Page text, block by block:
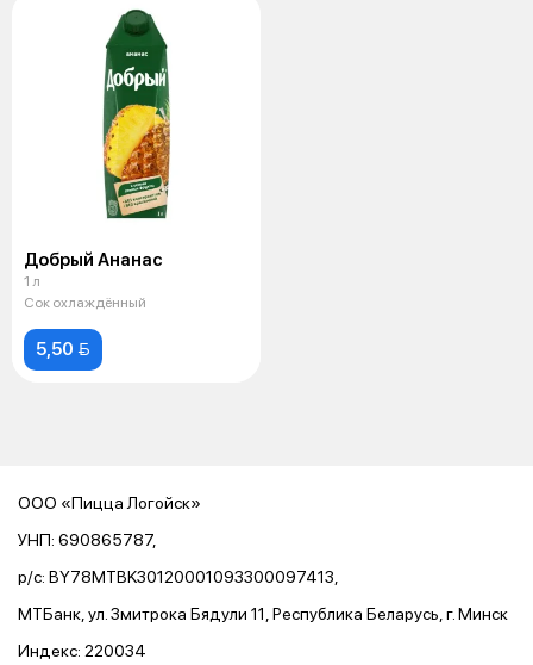
Добрый Ананас
1 л
Сок охлаждённый
5,50 
OOO «Пицца Логойск»
УНП: 690865787,
р/с: BY78MTBK30120001093300097413,
МТБанк, ул. Змитрока Бядули 11, Республика Беларусь, г. Минск
Индекс: 220034